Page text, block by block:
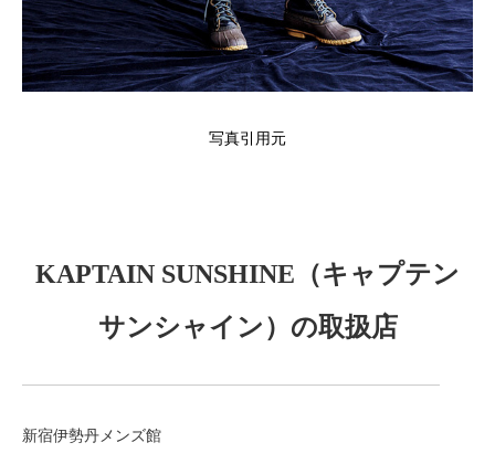
写真引用元
KAPTAIN SUNSHINE（キャプテン
サンシャイン）の取扱店
新宿伊勢丹メンズ館